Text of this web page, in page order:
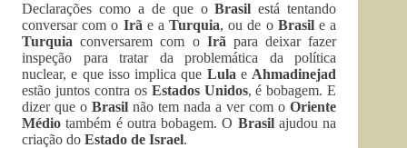
Declarações como a de que oBrasil está tentando
conversar com o Irã e aTurquia, ou de o Brasile a
Turquiaconversarem com o Irã para deixar fazer
inspeção para tratar da problemática da política
nuclear, e que isso implica que Lula e Ahmadinejad
estão juntos contra os Estados Unidos, é bobagem. E
dizer que oBrasil não tem nada a ver com oOriente
Médio também é outra bobagem. O Brasilajudou na
criação do Estado de Israel.